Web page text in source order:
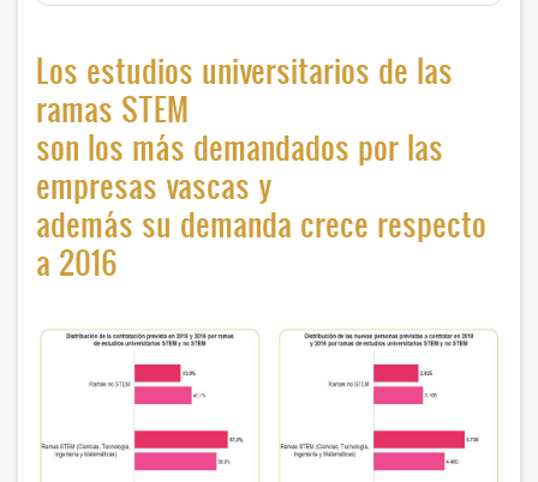
Los estudios universitarios de las
ramas STEM
son los más demandados por las
empresas vascas y
además su demanda crece respecto
a 2016